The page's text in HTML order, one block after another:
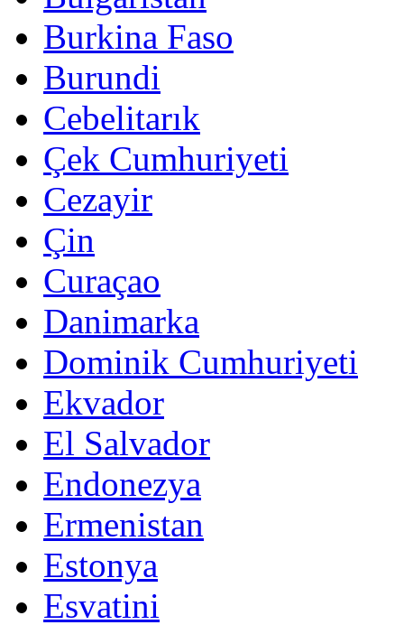
Burkina Faso
Burundi
Cebelitarık
Çek Cumhuriyeti
Cezayir
Çin
Curaçao
Danimarka
Dominik Cumhuriyeti
Ekvador
El Salvador
Endonezya
Ermenistan
Estonya
Esvatini